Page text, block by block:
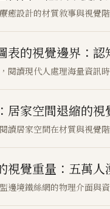
癒設計的材質敘事與視覺階
表的視覺邊界：
閱讀現代人處理海量資訊
居家空間退縮的視
讀居家空間在材質與視覺
視覺重量：五萬
邊境鐵絲網的物理介面與